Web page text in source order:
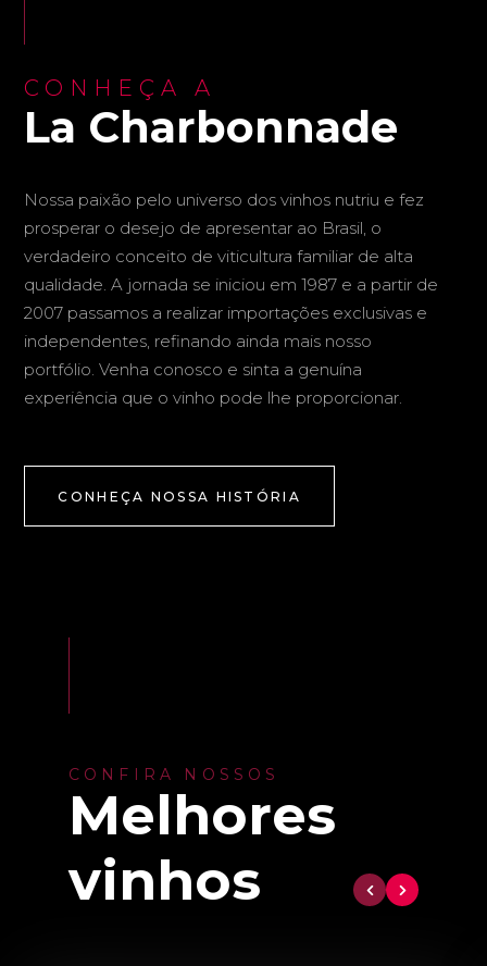
CONHEÇA A
La Charbonnade
Nossa paixão pelo universo dos vinhos nutriu e fez
prosperar o desejo de apresentar ao Brasil, o
verdadeiro conceito de viticultura familiar de alta
qualidade. A jornada se iniciou em 1987 e a partir de
2007 passamos a realizar importações exclusivas e
independentes, refinando ainda mais nosso
portfólio. Venha conosco e sinta a genuína
experiência que o vinho pode lhe proporcionar.
CONHEÇA NOSSA HISTÓRIA
CONFIRA NOSSOS
Melhores
vinhos